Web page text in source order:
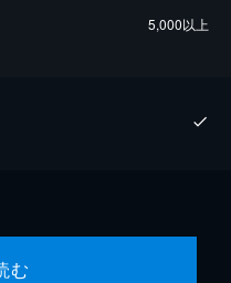
5,000以上
む